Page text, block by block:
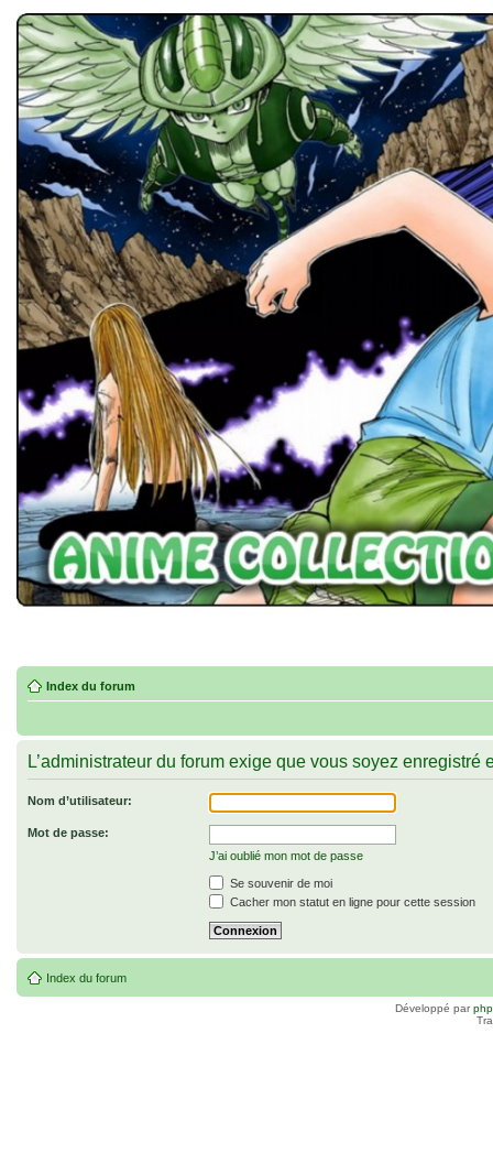
Index du forum
L’administrateur du forum exige que vous soyez enregistré
Nom d’utilisateur:
Mot de passe:
J’ai oublié mon mot de passe
Se souvenir de moi
Cacher mon statut en ligne pour cette session
Index du forum
Développé par